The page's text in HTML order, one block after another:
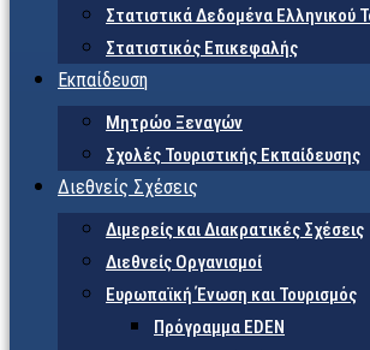
Στατιστικά Δεδομένα Ελληνικού
Στατιστικός Επικεφαλής
Εκπαίδευση
Μητρώο Ξεναγών
Σχολές Τουριστικής Εκπαίδευσης
Διεθνείς Σχέσεις
Διμερείς και Διακρατικές Σχέσεις
Διεθνείς Οργανισμοί
Ευρωπαϊκή Ένωση και Τουρισμός
Πρόγραμμα EDEN